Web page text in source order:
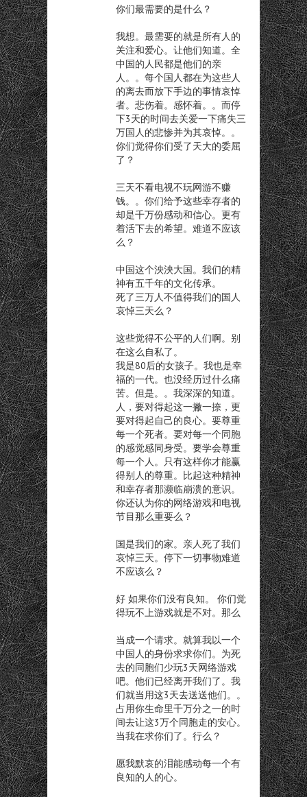
你们最需要的是什么？
我想。最需要的就是所有人的
关注和爱心。让他们知道。全
中国的人民都是他们的亲
人。。每个国人都在为这些人
的离去而放下手边的事情哀悼
者。悲伤着。感怀着。。而停
下3天的时间去关爱一下痛失三
万国人的悲惨并为其哀悼。。
你们觉得你们受了天大的委屈
了？
三天不看电视不玩网游不赚
钱。。你们给予这些幸存者的
却是千万份感动和信心。更有
着活下去的希望。难道不应该
么？
中国这个泱泱大国。我们的精
神有五千年的文化传承。
死了三万人不值得我们的国人
哀悼三天么？
这些觉得不公平的人们啊。别
在这么自私了。
我是80后的女孩子。我也是幸
福的一代。也没经历过什么痛
苦。但是。。我深深的知道。
人，要对得起这一撇一捺，更
要对得起自己的良心。要尊重
每一个死者。要对每一个同胞
的感觉感同身受。要学会尊重
每一个人。只有这样你才能赢
得别人的尊重。比起这种精神
和幸存者那濒临崩溃的意识。
你还认为你的网络游戏和电视
节目那么重要么？
国是我们的家。亲人死了我们
哀悼三天。停下一切事物难道
不应该么？
好 如果你们没有良知。 你们觉
得玩不上游戏就是不对。那么
当成一个请求。就算我以一个
中国人的身份求求你们。为死
去的同胞们少玩3天网络游戏
吧。他们已经离开我们了。我
们就当用这3天去送送他们。。
占用你生命里千万分之一的时
间去让这3万个同胞走的安心。
当我在求你们了。行么？
愿我默哀的泪能感动每一个有
良知的人的心。